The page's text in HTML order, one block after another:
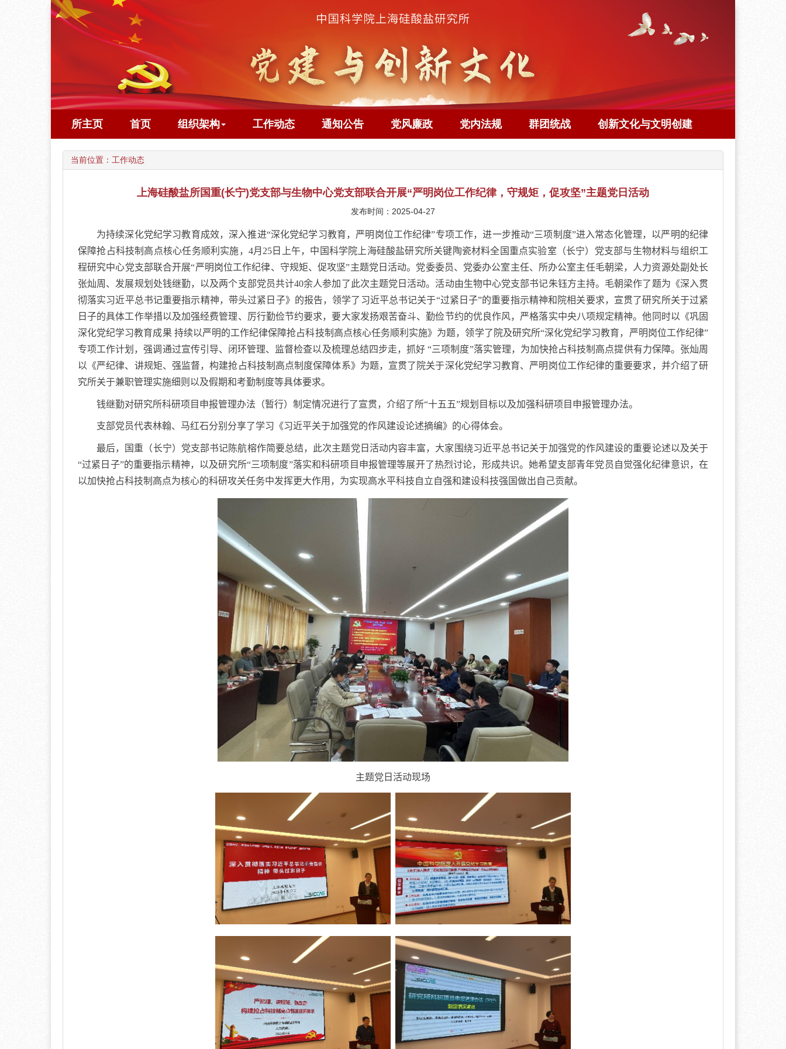
所主页 首页 组织架构 工作动态 通知公告 党风廉政 党内法规 群团统战 创新文化与文明创建
当前位置： 工作动态
上海硅酸盐所国重(长宁)党支部与生物中心党支部联合开展“严明岗位工作纪律，守规矩，促攻坚”主题党日活动
发布时间：2025-04-27
为持续深化党纪学习教育成效，深入推进“深化党纪学习教育，严明岗位工作纪律”专项工作，进一步推动“三项制度”进入常态化管理，以严明的纪律
保障抢占科技制高点核心任务顺利实施， 4月 25 日上午，中国科学院上海硅酸盐研究所关键陶瓷材料全国重点实验室（长宁）党支部与生物材料与组织工
程研究中心党支部联合开展“严明岗位工作纪律、守规矩、促攻坚”主题党日活动。党委委员、党委办公室主任、所办公室主任毛朝梁，人力资源处副处长
张灿周、发展规划处钱继勤，以及两个支部党员共计40余人参加了此次主题党日活动。活动由生物中心党支部书记朱钰方主持。毛朝梁作了题为《深入贯
彻落实习近平总书记重要指示精神，带头过紧日子》的报告，领学了习近平总书记关于“过紧日子”的重要指示精神和院相关要求，宣贯了研究所关于过紧
日子的具体工作举措以及加强经费管理、厉行勤俭节约要求，要大家发扬艰苦奋斗、勤俭节约的优良作风，严格落实中央八项规定精神。他同时以《巩固
深化党纪学习教育成果 持续以严明的工作纪律保障抢占科技制高点核心任务顺利实施》为题，领学了院及研究所“深化党纪学习教育，严明岗位工作纪律”
专项工作计划，强调通过宣传引导、闭环管理、监督检查以及梳理总结四步走，抓好 “三项制度”落实管理，为加快抢占科技制高点提供有力保障。张灿周
以《严纪律、讲规矩、强监督，构建抢占科技制高点制度保障体系》为题，宣贯了院关于深化党纪学习教育、严明岗位工作纪律的重要要求，并介绍了研
究所关于兼职管理实施细则以及假期和考勤制度等具体要求。
钱继勤对研究所科研项目申报管理办法（暂行）制定情况进行了宣贯，介绍了所“十五五”规划目标以及加强科研项目申报管理办法。
支部党员代表林翰、马红石分别分享了学习《习近平关于加强党的作风建设论述摘编》的心得体会。
最后，国重（长宁）党支部书记陈航榕作简要总结，此次主题党日活动内容丰富，大家围绕习近平总书记关于加强党的作风建设的重要论述以及关于
“过紧日子”的重要指示精神，以及研究所“三项制度”落实和科研项目申报管理等展开了热烈讨论，形成共识。她希望支部青年党员自觉强化纪律意识，在
以加快抢占科技制高点为核心的科研攻关任务中发挥更大作用，为实现高水平科技自立自强和建设科技强国做出自己贡献。
主题党日活动现场